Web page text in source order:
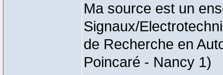
Ma source est un
Signaux/
de Recherche en
Poincaré - Nancy 1)